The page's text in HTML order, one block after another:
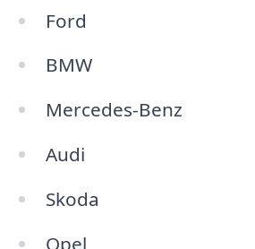
Ford
BMW
Mercedes-Benz
Audi
Skoda
Opel